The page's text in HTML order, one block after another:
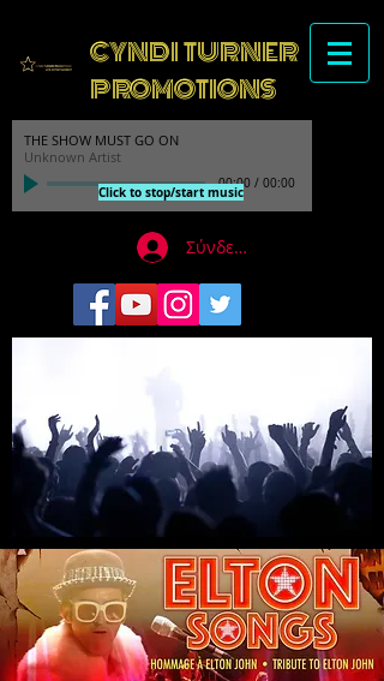
CYNDI TURNER
PROMOTIONS
THE SHOW MUST GO ON
Unknown Artist
00:00 / 00:00
Click to stop/start music
Σύνδεση